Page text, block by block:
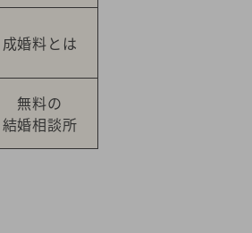
成婚料とは
無料の
結婚相談所